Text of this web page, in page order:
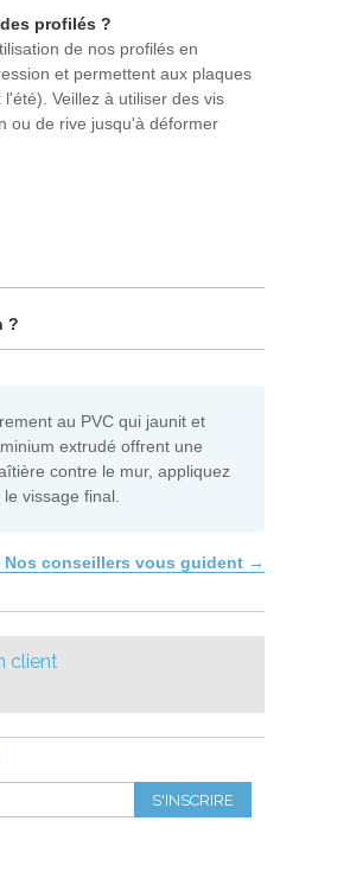
profilés ?
de nos profilés en
et permettent aux plaques
Veillez à utiliser des vis
ou de rive jusqu'à déformer
?
au PVC qui jaunit et
extrudé offrent une
contre le mur, appliquez
vissage final.
conseillers vous guident →
client
S'INSCRIRE